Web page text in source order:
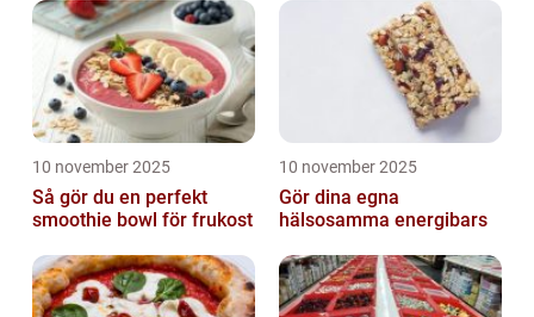
10 november 2025
Så gör du en perfekt
smoothie bowl för frukost
10 november 2025
Gör dina egna
hälsosamma energibars